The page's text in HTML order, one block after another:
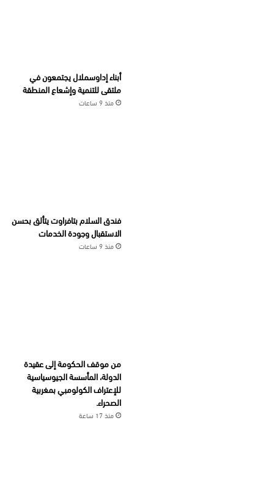
أبناء إداوسملال يجتمعون في
ملتقى للتنمية وإشعاع المنطقة
منذ 9 ساعات
فندق السلام بتافراوت يتألق بحسن
الاستقبال وجودة الخدمات
منذ 9 ساعات
من موقف الحكومة إلى عقيدة
الدولة، المأسسة الجيوسياسية
للإعتراف الكولومبي بمغربية
الصحراء.
منذ 17 ساعة